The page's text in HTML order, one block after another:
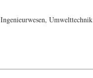
Ingenieurwesen, Umwelttechnik